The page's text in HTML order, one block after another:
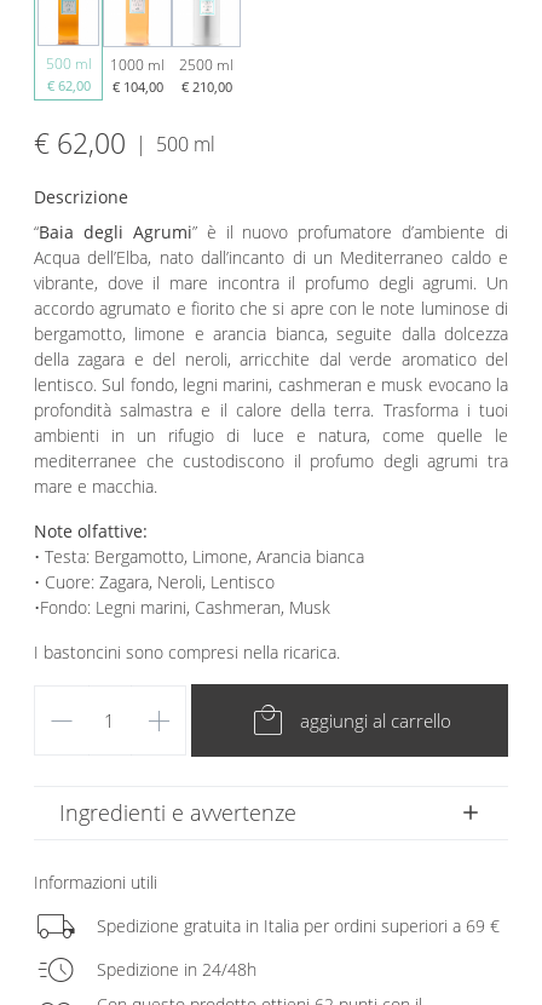
500 ml
€ 62,00
1000 ml
€ 104,00
2500 ml
€ 210,00
€ 62,00 | 500 ml
Descrizione
“Baia degli Agrumi” è il nuovo profumatore d’ambiente di
Acqua dell’Elba, nato dall’incanto di un Mediterraneo caldo e
vibrante, dove il mare incontra il profumo degli agrumi. Un
accordo agrumato e fiorito che si apre con le note luminose di
bergamotto, limone e arancia bianca, seguite dalla dolcezza
della zagara e del neroli, arricchite dal verde aromatico del
lentisco. Sul fondo, legni marini, cashmeran e musk evocano la
profondità salmastra e il calore della terra. Trasforma i tuoi
ambienti in un rifugio di luce e natura, come quelle le
mediterranee che custodiscono il profumo degli agrumi tra
mare e macchia.
Note olfattive:
• Testa: Bergamotto, Limone, Arancia bianca
• Cuore: Zagara, Neroli, Lentisco
•Fondo: Legni marini, Cashmeran, Musk
I bastoncini sono compresi nella ricarica.
remove add local_mall aggiungi al carrello
Ingredienti e avvertenze
Informazioni utili
local_shipping Spedizione gratuita in Italia per ordini superiori a 69 €
acute Spedizione in 24/48h